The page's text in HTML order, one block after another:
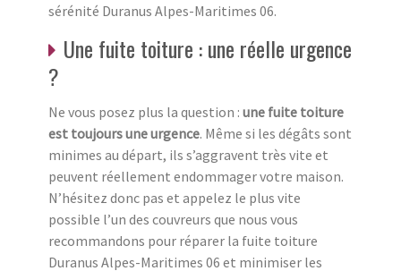
sérénité Duranus Alpes-Maritimes 06.
Une fuite toiture : une réelle urgence
?
Ne vous posez plus la question : une fuite toiture
est toujours une urgence. Même si les dégâts sont
minimes au départ, ils s’aggravent très vite et
peuvent réellement endommager votre maison.
N’hésitez donc pas et appelez le plus vite
possible l’un des couvreurs que nous vous
recommandons pour réparer la fuite toiture
Duranus Alpes-Maritimes 06 et minimiser les